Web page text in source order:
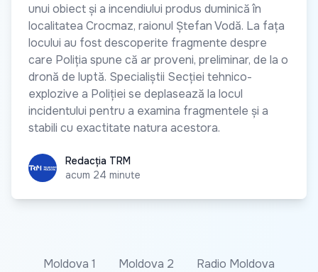
unui obiect și a incendiului produs duminică în
localitatea Crocmaz, raionul Ștefan Vodă. La fața
locului au fost descoperite fragmente despre
care Poliția spune că ar proveni, preliminar, de la o
dronă de luptă. Specialiștii Secției tehnico-
explozive a Poliției se deplasează la locul
incidentului pentru a examina fragmentele și a
stabili cu exactitate natura acestora.
Redacția TRM
Redacția TRM
acum 24 minute
Moldova 1 Moldova 2
Radio Moldova